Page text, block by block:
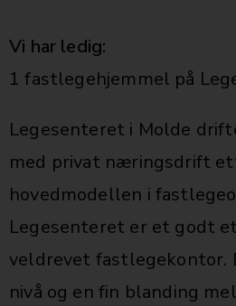
Vi har ledig:
1 fastlegehjemmel på
Legesenteret i Molde
med privat næringsdrift
hovedmodellen i
Legesenteret er et godt
veldrevet fastlegekontor.
nivå og en fin blanding